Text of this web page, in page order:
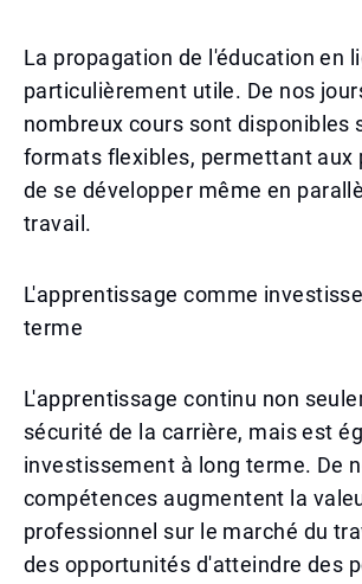
La propagation de l'éducation en
particulièrement utile. De nos
nombreux cours sont disponibles
formats flexibles, permettant aux
de se développer même en
travail.
L'apprentissage comme
terme
L'apprentissage continu non
sécurité de la carrière, mais est
investissement à long terme. De
compétences augmentent la
professionnel sur le marché du
des opportunités d'atteindre des